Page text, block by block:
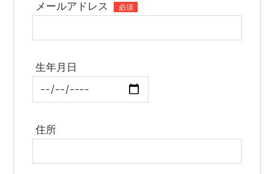
メールアドレス 必須
生年月日
住所